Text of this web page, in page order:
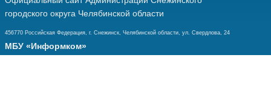
городского округа Челябинской области
456770 Российская Федерация, г. Снежинск, Челябинской области, ул. Свердлова, 24
МБУ «Информком»